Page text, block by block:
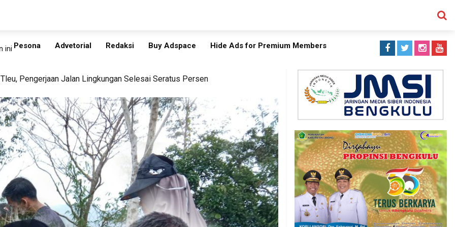
Pesona Advetorial Redaksi Buy Adspace Hide Ads for Premium Members
SEARCH
ini
Pengerjaan Jalan Lingkungan Selesai Seratus Persen